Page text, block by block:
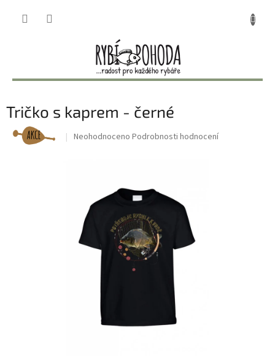
Tričko s kaprem - černé
AKCE
Průměrné
hvězdiček.
Neohodnoceno Podrobnosti hodnocení